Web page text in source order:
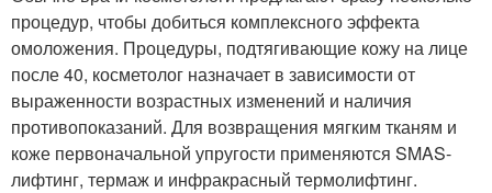
процедур, чтобы добиться комплексного эффекта
омоложения. Процедуры, подтягивающие кожу на лице
после 40, косметолог назначает в зависимости от
выраженности возрастных изменений и наличия
противопоказаний. Для возвращения мягким тканям и
коже первоначальной упругости применяются SMAS-
лифтинг, термаж и инфракрасный термолифтинг.